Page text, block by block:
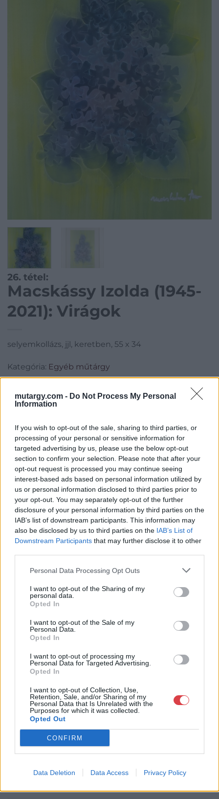
mutargy.com - Do Not Process My Personal
Information
If you wish to opt-out of the sale, sharing to third parties, or
processing of your personal or sensitive information for
targeted advertising by us, please use the below opt-out
section to confirm your selection. Please note that after your
opt-out request is processed you may continue seeing
interest-based ads based on personal information utilized by
us or personal information disclosed to third parties prior to
your opt-out. You may separately opt-out of the further
disclosure of your personal information by third parties on the
IAB’s list of downstream participants. This information may
also be disclosed by us to third parties on the IAB’s List of
Downstream Participants that may further disclose it to other
Personal Data Processing Opt Outs
I want to opt-out of the Sharing of my
personal data.
Opted In
I want to opt-out of the Sale of my
Personal Data.
Opted In
I want to opt-out of processing my
Personal Data for Targeted Advertising.
Opted In
I want to opt-out of Collection, Use,
Retention, Sale, and/or Sharing of my
Personal Data that Is Unrelated with the
Purposes for which it was collected.
Opted Out
CONFIRM
Data Deletion Data Access Privacy Policy
26. tétel:
Macskássy Izolda (1945-
2021): Virágok
selyemkollázs, jjl, keretben, 55 x 34
Kategória: Egyéb műtárgy
Kikiáltási ár:24 000Ft
Aukció adatai
Aukció neve: 276.aukció - festmény, grafika, műtárgy
Aukció dátuma: 2023.12.20
Aukció ideje: 18:00
Aukció helye: II. Zsigmond tér 8.
Eladó adatai
Eladó:Műgyűjtők Háza Kft.
Műgyűjtők Háza kft.
Budapest
1023.Bp. Zsigmond tér 11.
1023
http://www.mugyujtokhaza.hu
Bemutatkozás: 2013 nyarán nyitottuk meg Galériánkat
áron, gyorsan találjanak vevőt műtárgyaikra, az eladók pedig
rendszeresen tudják gazdagítani gyűjteményüket változatos
szerda esténként online árverést! Kedd-től péntek-ig 11.00-este
18.00 óráig várjuk szeretettel az érdeklődőket.
GALÉRIA TOVÁBBI MŰTÁRGYAI